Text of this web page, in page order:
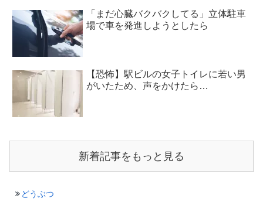
「まだ心臓バクバクしてる」立体駐車
場で車を発進しようとしたら
【恐怖】駅ビルの女子トイレに若い男
がいたため、声をかけたら…
新着記事をもっと見る
どうぶつ